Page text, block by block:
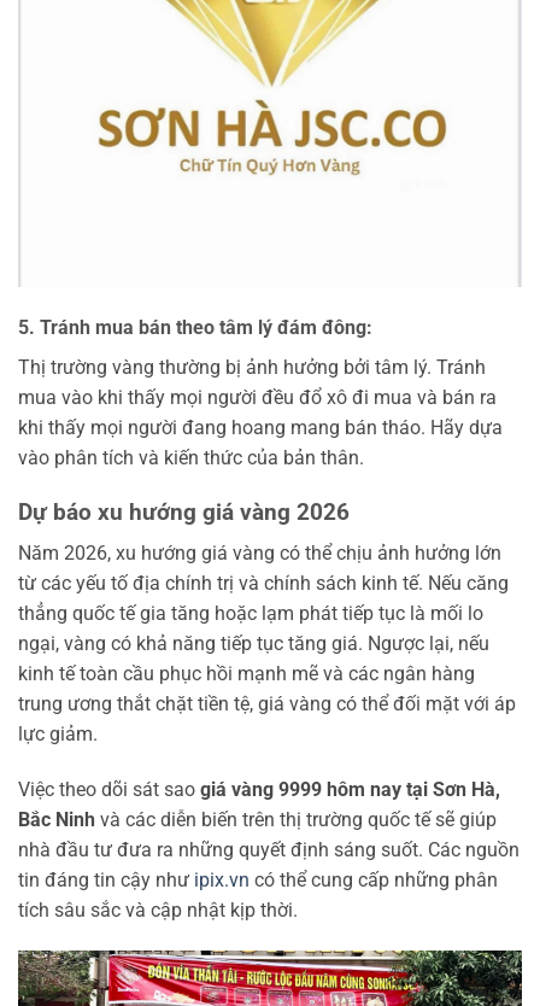
5. Tránh mua bán theo tâm lý đám đông:
Thị trường vàng thường bị ảnh hưởng bởi tâm lý. Tránh
mua vào khi thấy mọi người đều đổ xô đi mua và bán ra
khi thấy mọi người đang hoang mang bán tháo. Hãy dựa
vào phân tích và kiến thức của bản thân.
Dự báo xu hướng giá vàng 2026
Năm 2026, xu hướng giá vàng có thể chịu ảnh hưởng lớn
từ các yếu tố địa chính trị và chính sách kinh tế. Nếu căng
thẳng quốc tế gia tăng hoặc lạm phát tiếp tục là mối lo
ngại, vàng có khả năng tiếp tục tăng giá. Ngược lại, nếu
kinh tế toàn cầu phục hồi mạnh mẽ và các ngân hàng
trung ương thắt chặt tiền tệ, giá vàng có thể đối mặt với áp
lực giảm.
Việc theo dõi sát sao giá vàng 9999 hôm nay tại Sơn Hà,
Bắc Ninh và các diễn biến trên thị trường quốc tế sẽ giúp
nhà đầu tư đưa ra những quyết định sáng suốt. Các nguồn
tin đáng tin cậy như ipix.vn có thể cung cấp những phân
tích sâu sắc và cập nhật kịp thời.